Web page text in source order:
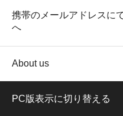
携帯のメールアドレスに
へ
About us
PC版表示に切り替える